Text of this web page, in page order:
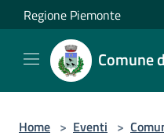
Salta al contenuto principale
Regione Piemonte
Comune
Home > Eventi >